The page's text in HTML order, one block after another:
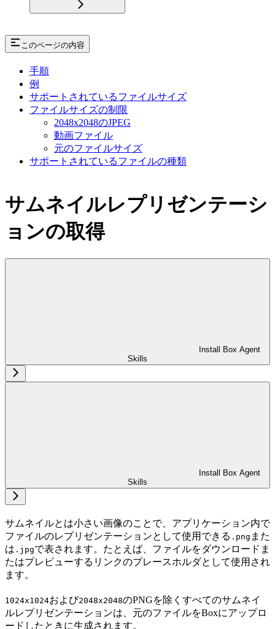
このページの内容
手順
例
サポートされているファイルサイズ
ファイルサイズの制限
2048x2048のJPEG
動画ファイル
元のファイルサイズ
サポートされているファイルの種類
サムネイルレプリゼンテーシ
ョンの取得
Install Box Agent
Skills
Install Box Agent
Skills
サムネイルとは小さい画像のことで、アプリケーション内で
ファイルのレプリゼンテーションとして使用できる .png また
は .jpgで表されます。たとえば、ファイルをダウンロードま
たはプレビューするリンクのプレースホルダとして使用され
ます。
1024x1024および2048x2048のPNGを除くすべてのサムネイ
ルレプリゼンテーションは、元のファイルをBoxにアップロ
ードしたときに生成されます。